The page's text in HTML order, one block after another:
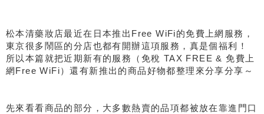
松本清藥妝店最近在日本推出Free WiFi的免費上網服務，
東京很多鬧區的分店也都有開辦這項服務，真是個福利！
所以本篇就把近期新有的服務（免稅 TAX FREE & 免費上
網Free WiFi）還有新推出的商品好物都整理來分享分享～
先來看看商品的部分，大多數熱賣的品項都被放在靠進門口